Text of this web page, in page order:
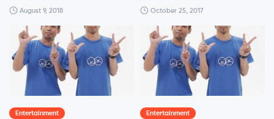
August 9, 2018 October 25, 2017
Entertainment Entertainment